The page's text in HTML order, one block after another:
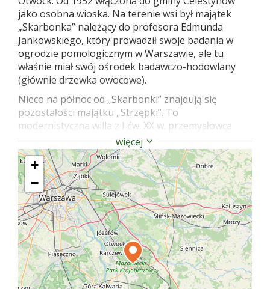
jako osobna wioska. Na terenie wsi był majątek
„Skarbonka” należący do profesora Edmunda
Jankowskiego, który prowadził swoje badania w
ogrodzie pomologicznym w Warszawie, ale tu
właśnie miał swój ośrodek badawczo-hodowlany
(głównie drzewka owocowe).
Nieco na północ od „Skarbonki” znajdują się
pozostałości majątku „Strzępki”. To
modernistyczna willa z I ćw. XX w. przemysłowca
warszawskiego Stefana Katelbacha. Po wojnie,
przez trzy lata, roczna szkoła rolnicza dla dziewcząt,
potem prewentorium dla dzieci. Obecnie w
posiadaniu Zakładu Wysokich Ciśnień PAN, który
ma tu ośrodek konferencyjny, a w Celestynowie
organizuje Park Innowacyjny mający prowadzić
działalność wdrożeniową osiągnięć naukowych dla
potrzeb przemysłu.
Resztki parku: pomnikowe dęby, topole, srebrne
świerki, modrzewie. W parku nowe pawilony
wzniesione na potrzeby ośrodka.
więcej
+
−